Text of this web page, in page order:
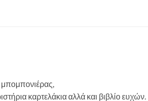
καρτελάκια αλλά και βιβλίο ευχών.